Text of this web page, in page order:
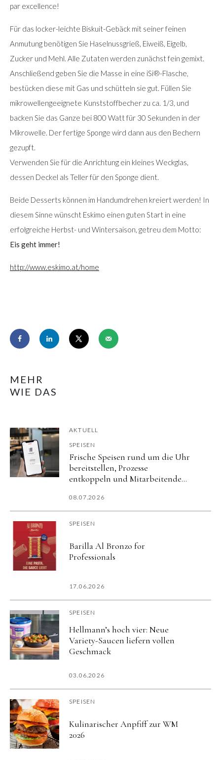
par excellence!
Für das locker-leichte Biskuit-Gebäck mit seiner feinen
Anmutung benötigen Sie Haselnussgrieß, Eiweiß, Eigelb,
Zucker und Mehl. Alle Zutaten werden zunächst fein gemixt.
Anschließend geben Sie die Masse in eine iSi®-Flasche,
bestücken diese mit Gas und schütteln sie gut. Füllen Sie
mikrowellengeeignete Kunststoffbecher zu ca. 1/3, und
backen Sie das Ganze bei 800 Watt für 30 Sekunden in der
Mikrowelle. Der fertige Sponge wird dann aus den Bechern
gezupft.
Verwenden Sie für die Anrichtung ein kleines Weckglas,
dessen Deckel als Teller für den Sponge dient.
Beide Desserts können im Handumdrehen kreiert werden! In
diesem Sinne wünscht Eskimo einen guten Start in eine
erfolgreiche Herbst- und Wintersaison, getreu dem Motto:
Eis geht immer!
http://www.eskimo.at/home
MEHR
WIE DAS
AKTUELL
SPEISEN
Frische Speisen rund um die Uhr
bereitstellen, Prozesse
entkoppeln und Mitarbeitende
08.07.2026
SPEISEN
Barilla Al Bronzo for
Professionals
17.06.2026
SPEISEN
Hellmann’s hoch vier: Neue
Variety-Saucen liefern vollen
Geschmack
03.06.2026
SPEISEN
Kulinarischer Anpfiff zur WM
2026